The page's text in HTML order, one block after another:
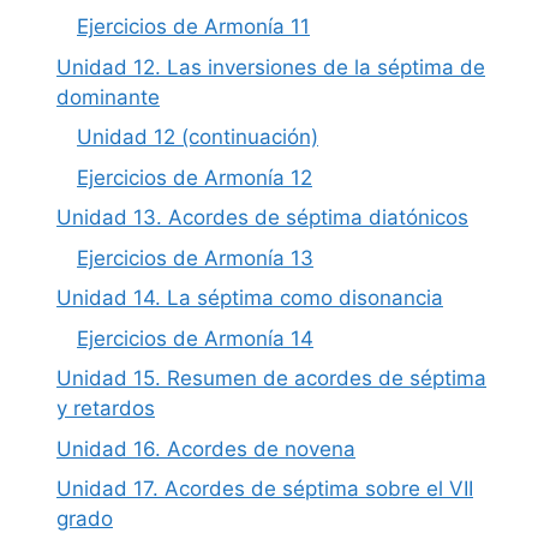
Ejercicios de Armonía 11
Unidad 12. Las inversiones de la séptima de
dominante
Unidad 12 (continuación)
Ejercicios de Armonía 12
Unidad 13. Acordes de séptima diatónicos
Ejercicios de Armonía 13
Unidad 14. La séptima como disonancia
Ejercicios de Armonía 14
Unidad 15. Resumen de acordes de séptima
y retardos
Unidad 16. Acordes de novena
Unidad 17. Acordes de séptima sobre el VII
grado